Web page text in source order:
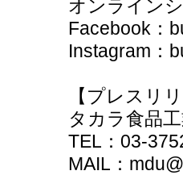
オンライン
Facebook：
Instagram：
【プレスリ
タカラ食品
TEL：03-
MAIL：